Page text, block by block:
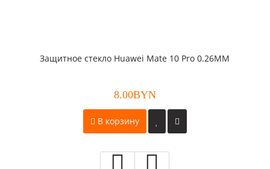
Защитное стекло Huawei Mate 10 Pro 0.26ММ
8.00BYN
В корзину